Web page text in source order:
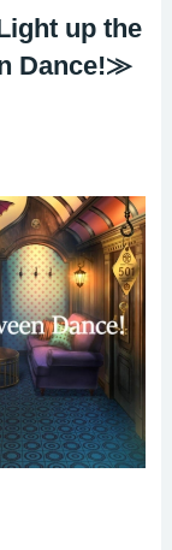
up the
Dance!≫